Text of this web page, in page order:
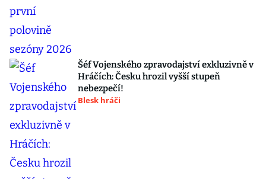
Šéf Vojenského zpravodajství exkluzivně v
Hráčích: Česku hrozil vyšší stupeň
nebezpečí!
Blesk hráči